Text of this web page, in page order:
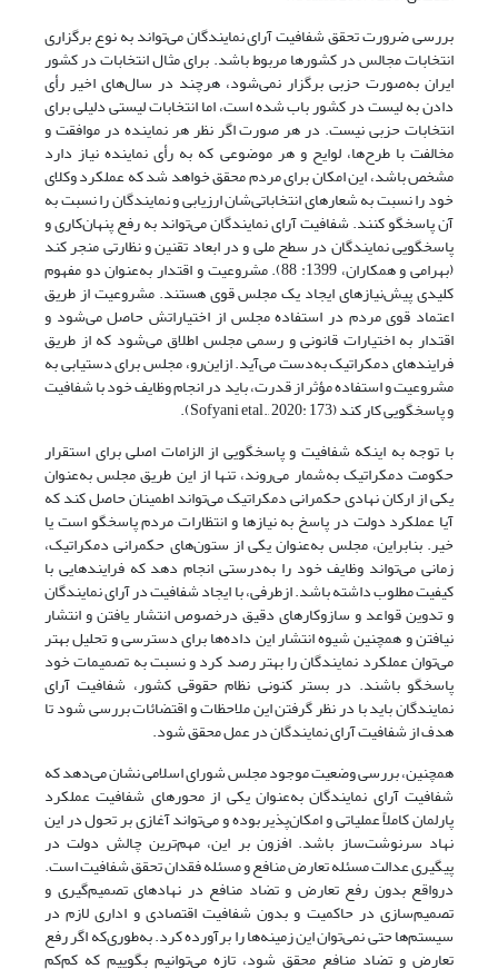
بررسی ضرورت تحقق شفافیت آرای نمایندگان می‌تواند به نوع برگزاری
انتخابات مجالس در کشورها مربوط باشد. برای مثال انتخابات در کشور
ایران به‌صورت حزبی برگزار نمی‌شود، هرچند در سال‌های اخیر رأی
دادن به لیست در کشور باب شده ‌است، اما انتخابات لیستی دلیلی برای
انتخابات حزبی نیست. در هر صورت اگر نظر هر نماینده در موافقت و
مخالفت با طرح‌ها، لوایح و هر موضوعی که به رأی نماینده نیاز دارد
مشخص باشد، این امکان برای مردم محقق خواهد شد که عملکرد وکلای
خود را نسبت به شعارهای انتخاباتی‌شان ارزیابی و نمایندگان را نسبت به
آن پاسخگو کنند. شفافیت آرای نمایندگان می‌تواند به رفع پنهان‌کاری و
پاسخگویی نمایندگان در سطح ملی و در ابعاد تقنین و نظارتی منجر کند
(بهرامی و همکاران، 1399: 88). مشروعیت و اقتدار به‌عنوان دو مفهوم
کلیدی پیش‌نیازهای ایجاد یک مجلس قوی هستند. مشروعیت از طریق
اعتماد قوی مردم در استفاده مجلس از اختیاراتش حاصل می‌شود و
اقتدار به اختیارات قانونی و رسمی مجلس اطلاق می‌شود که از طریق
فرایندهای دمکراتیک به‌دست می‌آید. از‌این‌رو، مجلس برای دستیابی به
مشروعیت و استفاده مؤثر از قدرت، باید در انجام وظایف خود با شفافیت
و پاسخگویی کار کند (Sofyani etal., 2020: 173).
با توجه به اینکه شفافیت و پاسخگویی از الزامات اصلی برای استقرار
حکومت دمکراتیک به‌شمار می‌روند، تنها از این طریق مجلس به‌عنوان
یکی از ارکان نهادی حکمرانی دمکراتیک می‌تواند اطمینان حاصل کند که
آیا عملکرد دولت در پاسخ به نیازها و انتظارات مردم پاسخگو است یا
خیر. بنابراین، مجلس به‌عنوان یکی از ستون‌های حکمرانی دمکراتیک،
زمانی می‌تواند وظایف خود را به‌درستی انجام دهد که فرایندهایی با
کیفیت مطلوب داشته‌ باشد. از‌طرفی‌، با ایجاد شفافیت در آرای نمایندگان
و تدوین قواعد و سازوکارهای دقیق درخصوص انتشار یافتن و انتشار
نیافتن و همچنین شیوه انتشار این داده‌ها برای دسترسی و تحلیل بهتر
می‌توان عملکرد نمایندگان را بهتر رصد کرد و نسبت به تصمیمات خود
پاسخگو باشند. در بستر کنونی نظام حقوقی کشور، شفافیت آرای
نمایندگان باید با در نظر گرفتن این ملاحظات و اقتضائات بررسی شود تا
هدف از شفافیت آرای نمایندگان در عمل محقق شود.
همچنین، بررسی وضعیت موجود مجلس شورای اسلامی نشان می‌دهد که
شفافیت آرای نمایندگان به‌عنوان یکی از محورهای شفافیت عملکرد
پارلمان کاملاً عملیاتی و امکان‌پذیر بوده و می‌تواند آغازی بر تحول در این
نهاد سرنوشت‌ساز باشد. افزون بر این، مهم‌ترین چالش دولت در
پیگیری عدالت مسئله تعارض منافع و مسئله فقدان تحقق شفافیت است.
درواقع بدون رفع تعارض و تضاد منافع در نهادهای تصمیم‌گیری و
تصمیم‌سازی در حاکمیت و بدون شفافیت اقتصادی و اداری لازم در
سیستم‌ها حتی نمی‌توان این زمینه‌ها را برآورده کرد. به‌طوری‌که اگر رفع
تعارض و تضاد منافع محقق شود، تازه می‌توانیم بگوییم که کم‌کم